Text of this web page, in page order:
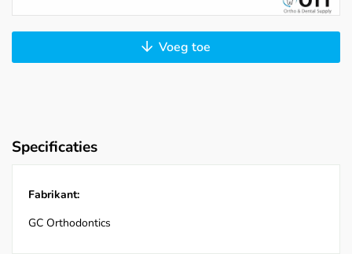
Voeg toe
Specificaties
Fabrikant:
GC Orthodontics